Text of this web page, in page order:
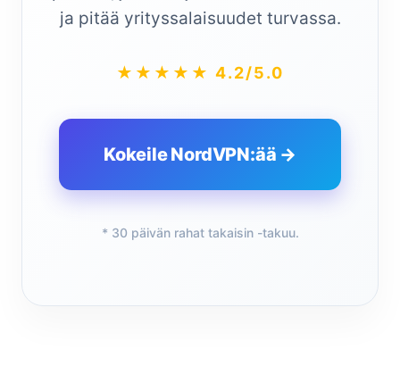
ja pitää yrityssalaisuudet turvassa.
★★★★★ 4.2/5.0
Kokeile NordVPN:ää →
* 30 päivän rahat takaisin -takuu.